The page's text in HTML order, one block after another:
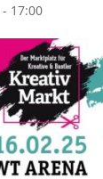
- 17:00